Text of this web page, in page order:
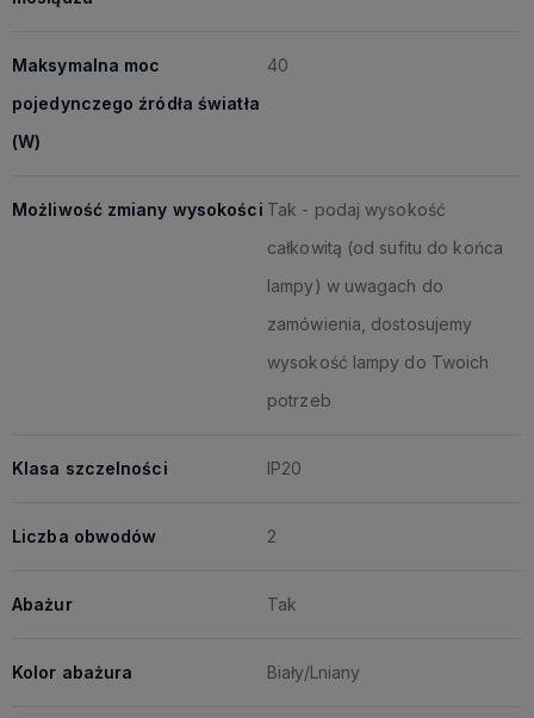
Maksymalna moc
pojedynczego źródła światła
(W)
40
Możliwość zmiany wysokości Tak - podaj wysokość
całkowitą (od sufitu do końca
lampy) w uwagach do
zamówienia, dostosujemy
wysokość lampy do Twoich
potrzeb
Klasa szczelności IP20
Liczba obwodów 2
Abażur Tak
Kolor abażura Biały/Lniany